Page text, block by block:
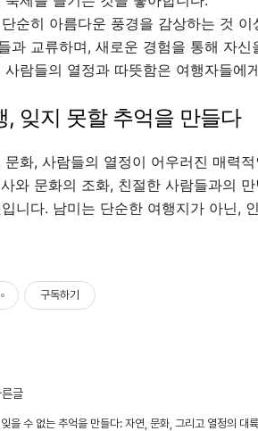
순히 아름다운 풍경을 감상하는 것
과 교류하며, 새로운 경험을 통해 자
사람들의 열정과 따뜻함은 여행자들에
, 잊지 못할 추억을 만들다
문화, 사람들의 열정이 어우러진 매력
와 문화의 조화, 친절한 사람들과의
니다. 남미는 단순한 여행지가 아닌,
구독하기
글
을 수 없는 추억을 만들다: 자연, 문화, 그리고 열정의 대륙